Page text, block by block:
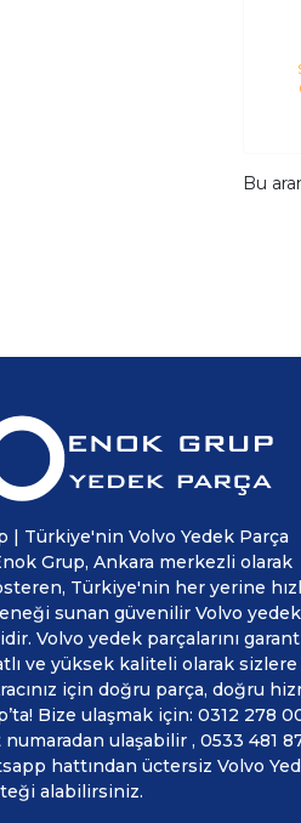
Bu
| Türkiye'nin Volvo Yedek Parça
Grup, Ankara merkezli olarak
Türkiye'nin her yerine
sunan güvenilir Volvo
Volvo yedek parçalarını
ve yüksek kaliteli olarak sizlere
için doğru parça, doğru
Bize ulaşmak için: 0312 278
ulaşabilir , 0533 481
hattından üctersiz Volvo
alabilirsiniz.